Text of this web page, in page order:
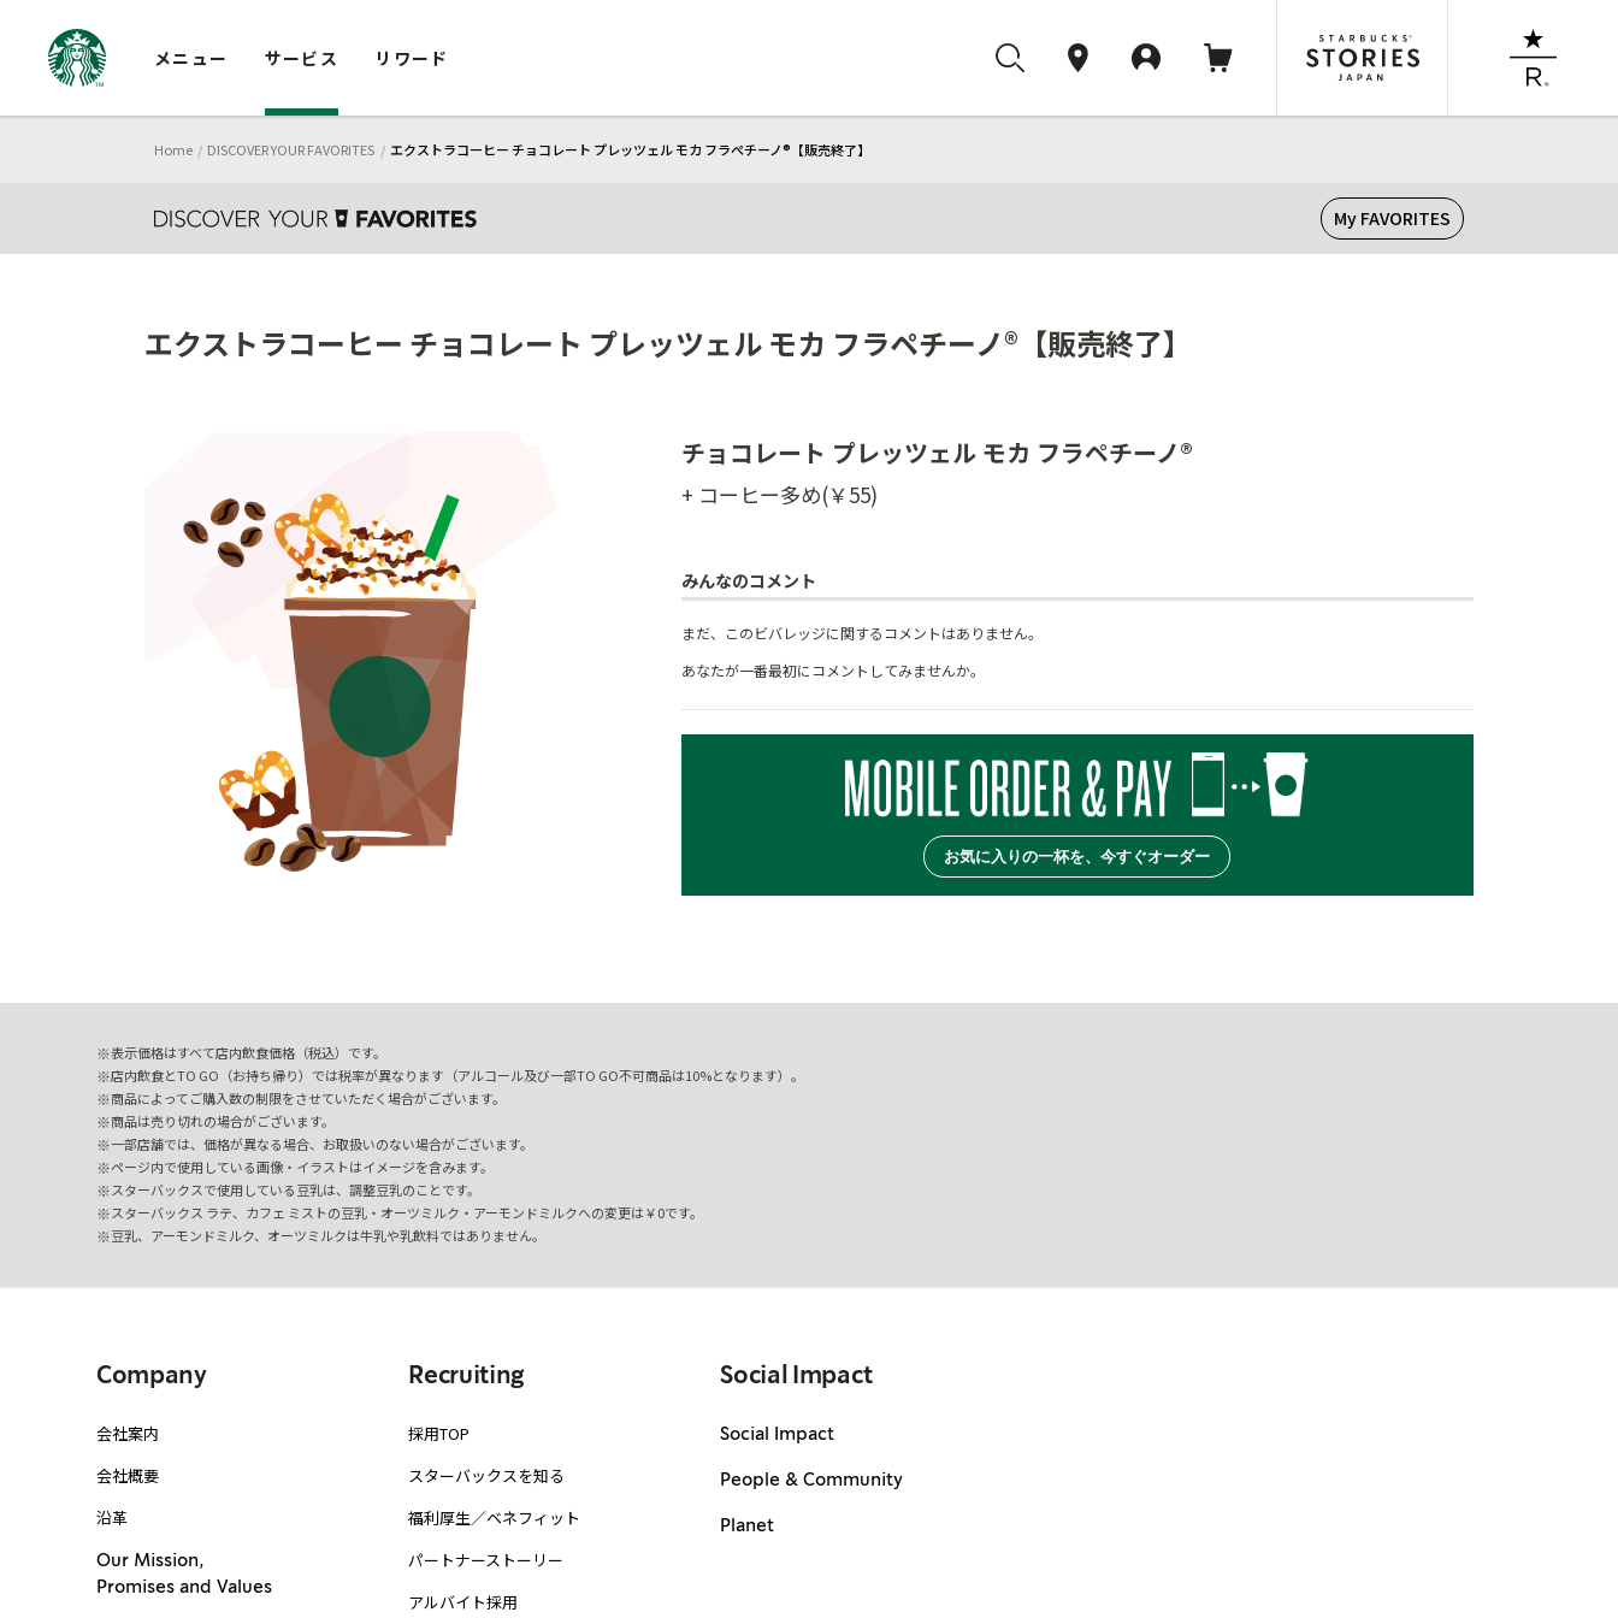
メニュー サービス リワード
Home DISCOVER YOUR FAVORITES エクストラコーヒー チョコレート プレッツェル モカ フラペチーノ®【販売終了】
My FAVORITES
エクストラコーヒー チョコレート プレッツェル モカ フラペチーノ®【販売終了】
チョコレート プレッツェル モカ フラペチーノ®
+ コーヒー多め(￥55)
みんなのコメント
まだ、このビバレッジに関するコメントはありません。
あなたが一番最初にコメントしてみませんか。
お気に入りの一杯を、今すぐオーダー
表示価格はすべて店内飲食価格（税込）です。
店内飲食とTO GO（お持ち帰り）では税率が異なります（アルコール及び一部TO GO不可商品は10%となります）。
商品によってご購入数の制限をさせていただく場合がございます。
商品は売り切れの場合がございます。
一部店舗では、価格が異なる場合、お取扱いのない場合がございます。
ページ内で使用している画像・イラストはイメージを含みます。
スターバックスで使用している豆乳は、調整豆乳のことです。
スターバックス ラテ、カフェ ミストの豆乳・オーツミルク・アーモンドミルクへの変更は￥0です。
豆乳、アーモンドミルク、オーツミルクは牛乳や乳飲料ではありません。
Company
会社案内
会社概要
沿革
Our Mission,
Promises and Values
Recruiting
採用TOP
スターバックスを知る
福利厚生／ベネフィット
パートナーストーリー
アルバイト採用
Social Impact
Social Impact
People & Community
Planet